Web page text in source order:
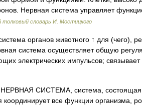
Нервная система управляет
толковый словарь И. Мостицкого
органов животного ↑ для (чего),
система осуществляет общую
электрических импульсов;
СИСТЕМА, система, состоящая
все функции организма,